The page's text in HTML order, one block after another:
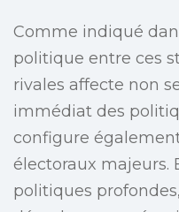
Comme indiqué
politique entre ces
rivales affecte non
immédiat des
configure
électoraux majeurs.
politiques